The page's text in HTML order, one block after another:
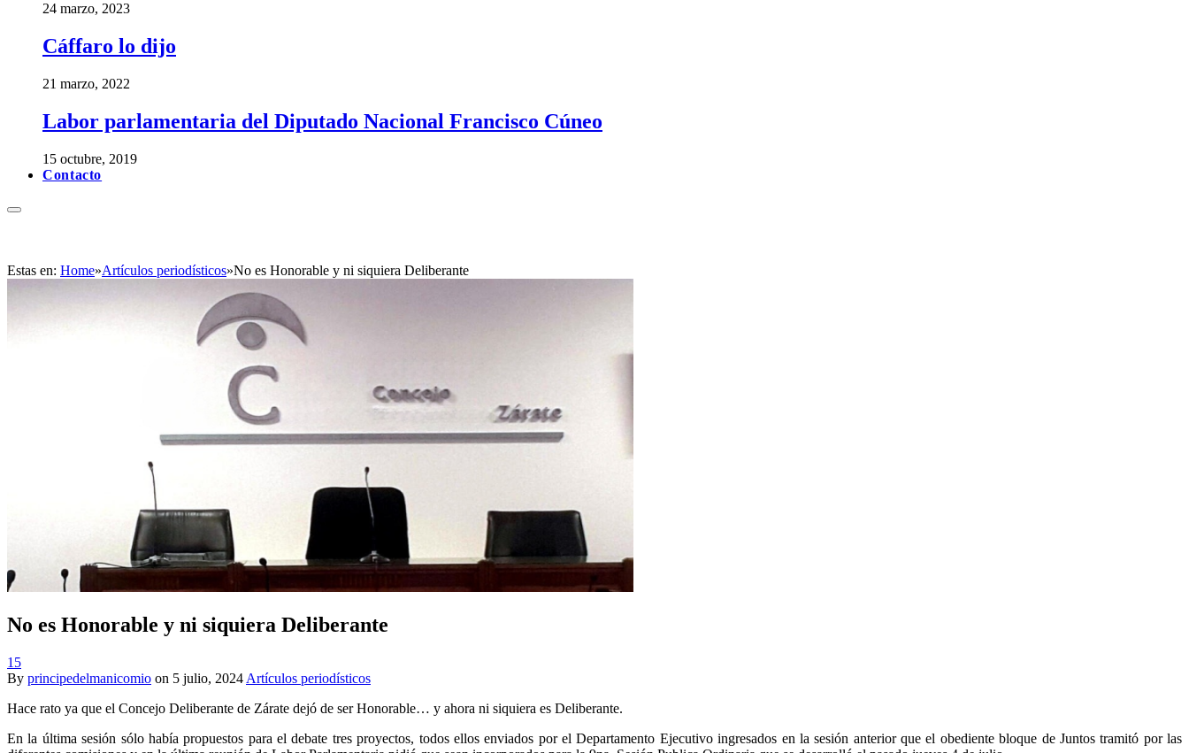
24 marzo, 2023
Cáffaro lo dijo
21 marzo, 2022
Labor parlamentaria del Diputado Nacional Francisco Cúneo
15 octubre, 2019
Contacto
Estas en: Home»Artículos periodísticos»No es Honorable y ni siquiera Deliberante
No es Honorable y ni siquiera Deliberante
15
By principedelmanicomio on 5 julio, 2024 Artículos periodísticos
Hace rato ya que el Concejo Deliberante de Zárate dejó de ser Honorable… y ahora ni siquiera es Deliberante.
En la última sesión sólo había propuestos para el debate tres proyectos, todos ellos enviados por el Departamento Ejecutivo ingresados en la sesión anterior que el obediente bloque de Juntos tramitó por las